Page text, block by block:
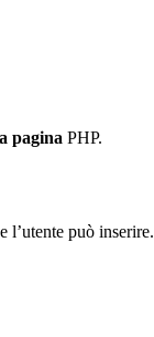
pagina PHP.
l’utente può inserire.